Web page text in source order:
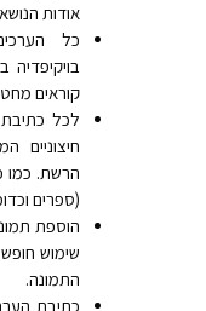
אודות
כל
קוראים
לכל כתיבת
חיצוניים
הרשת. כמו
(ספרים
הוספת
שימוש
התמונה.
כתיבת